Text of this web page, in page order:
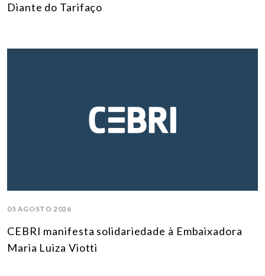
Diante do Tarifaço
05 AGOSTO 2026
CEBRI manifesta solidariedade à Embaixadora
Maria Luiza Viotti